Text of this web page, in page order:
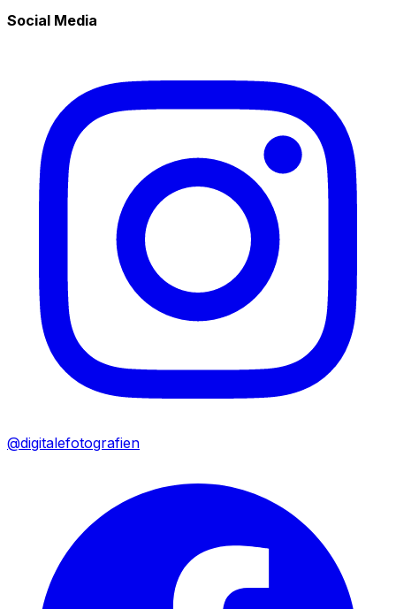
Social Media
@digitalefotografien